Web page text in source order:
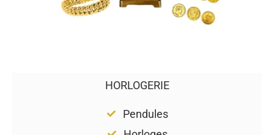
HORLOGERIE
Pendules